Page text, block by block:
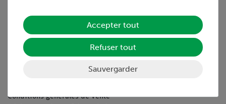
Nach oben
Légal
Conditions générales de vente
Accepter tout
Refuser tout
Sauvergarder